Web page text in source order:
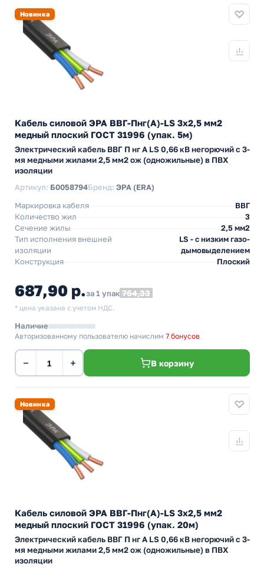
Новинка
Кабель силовой ЭРА ВВГ-Пнг(А)-LS 3х2,5 мм2
медный плоский ГОСТ 31996 (упак. 5м)
Электрический кабель ВВГ П нг А LS 0,66 кВ негорючий с 3-
мя медными жилами 2,5 мм2 ож (одножильные) в ПВХ
изоляции
Артикул: Б0058794Бренд: ЭРА (ERA)
Маркировка кабеля
ВВГ
Количество жил
3
Сечение жилы
2,5 мм2
Тип исполнения внешней
изоляции
LS - с низким газо-
дымовыделением
Конструкция
Плоский
687,90 р.за 1 упак 764,33
* цена указана с учетом НДС.
Наличие
Авторизованному пользователю начислим 7 бонусов
− + В корзину
Новинка
Кабель силовой ЭРА ВВГ-Пнг(А)-LS 3х2,5 мм2
медный плоский ГОСТ 31996 (упак. 20м)
Электрический кабель ВВГ П нг А LS 0,66 кВ негорючий с 3-
мя медными жилами 2,5 мм2 ож (одножильные) в ПВХ
изоляции